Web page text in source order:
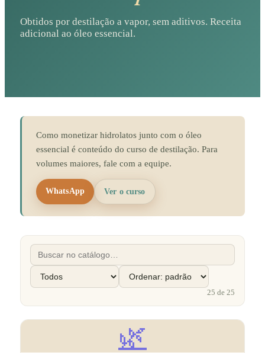
Obtidos por destilação a vapor, sem aditivos. Receita
adicional ao óleo essencial.
Como monetizar hidrolatos junto com o óleo
essencial é conteúdo do curso de destilação. Para
volumes maiores, fale com a equipe.
WhatsApp Ver o curso
25 de25
🌿